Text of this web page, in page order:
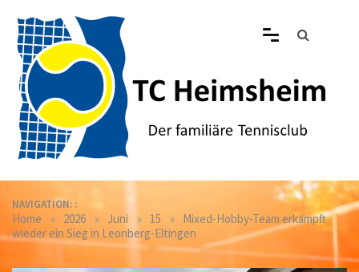
content
Tennisclub Heimsheim
NAVIGATION: :
Home » 2026 » Juni » 15 » Mixed-Hobby-Team erkämpft
wieder ein Sieg in Leonberg-Eltingen